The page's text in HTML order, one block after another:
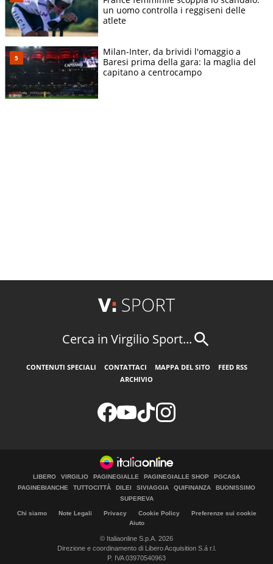
un uomo controlla i reggiseni delle
atlete
Milan-Inter, da brividi l'omaggio a
Baresi prima della gara: la maglia del
capitano a centrocampo
Cerca in Virgilio Sport...
CONTENUTI SPECIALI CONTATTACI MAPPA DEL SITO
FEED RSS
ARCHIVIO
LIBERO VIRGILIO PAGINEGIALLE PAGINEGIALLE SHOP
PGCASA
PAGINEBIANCHE
TUTTOCITTÀ DILEI SIVIAGGIA QUIFINANZA
BUONISSIMO
SUPEREVA
Chi siamo Note Legali Privacy Cookie Policy
Preferenze sui cookie
Aiuto
© Italiaonline S.p.A. 2026
Direzione e coordinamento di Libero Acquisition S.á r.l.
P. IVA 03970540963